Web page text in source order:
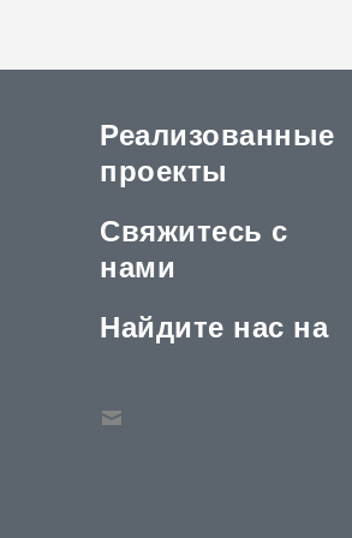
Реализованные
проекты
Свяжитесь с
нами
Найдите нас на